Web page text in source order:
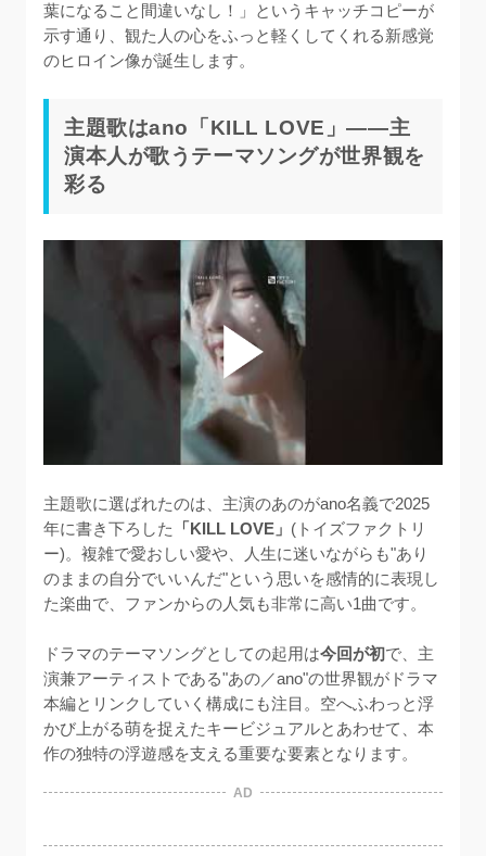
葉になること間違いなし！」というキャッチコピーが
示す通り、観た人の心をふっと軽くしてくれる新感覚
のヒロイン像が誕生します。
主題歌はano「KILL LOVE」——主
演本人が歌うテーマソングが世界観を
彩る
主題歌に選ばれたのは、主演のあのがano名義で2025
年に書き下ろした
「KILL LOVE」 (トイズファクトリ
ー)。複雑で愛おしい愛や、人生に迷いながらも"あり
のままの自分でいいんだ"という思いを感情的に表現し
た楽曲で、ファンからの人気も非常に高い1曲です。
ドラマのテーマソングとしての起用は今回が初で、主
演兼アーティストである"あの／ano"の世界観がドラマ
本編とリンクしていく構成にも注目。空へふわっと浮
かび上がる萌を捉えたキービジュアルとあわせて、本
作の独特の浮遊感を支える重要な要素となります。
AD